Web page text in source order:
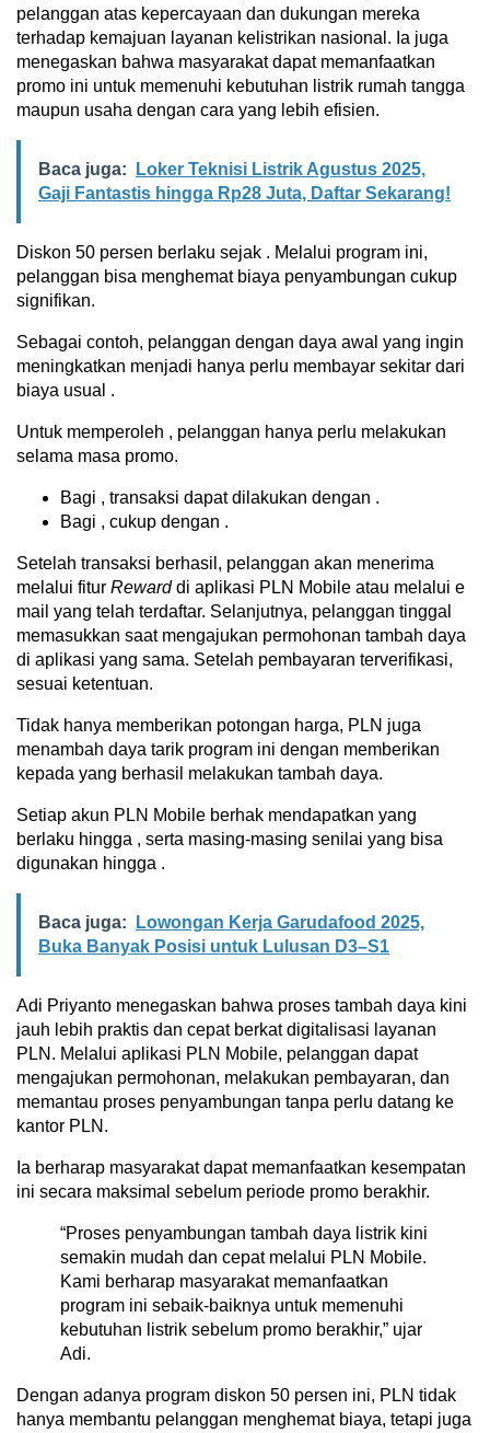
pelanggan atas kepercayaan dan dukungan mereka
terhadap kemajuan layanan kelistrikan nasional. Ia juga
menegaskan bahwa masyarakat dapat memanfaatkan
promo ini untuk memenuhi kebutuhan listrik rumah tangga
maupun usaha dengan cara yang lebih efisien.
Baca juga:
Loker Teknisi Listrik Agustus 2025,
Gaji Fantastis hingga Rp28 Juta, Daftar Sekarang!
Diskon 50 persen berlaku sejak . Melalui program ini,
pelanggan bisa menghemat biaya penyambungan cukup
signifikan.
Sebagai contoh, pelanggan dengan daya awal yang ingin
meningkatkan menjadi hanya perlu membayar sekitar dari
biaya usual .
Untuk memperoleh , pelanggan hanya perlu melakukan
selama masa promo.
Bagi , transaksi dapat dilakukan dengan .
Bagi , cukup dengan .
Setelah transaksi berhasil, pelanggan akan menerima
melalui fitur Rewarddi aplikasi PLN Mobile atau melalui e
mail yang telah terdaftar. Selanjutnya, pelanggan tinggal
memasukkan saat mengajukan permohonan tambah daya
di aplikasi yang sama. Setelah pembayaran terverifikasi,
sesuai ketentuan.
Tidak hanya memberikan potongan harga, PLN juga
menambah daya tarik program ini dengan memberikan
kepada yang berhasil melakukan tambah daya.
Setiap akun PLN Mobile berhak mendapatkan yang
berlaku hingga , serta masing-masing senilai yang bisa
digunakan hingga .
Baca juga:
Lowongan Kerja Garudafood 2025,
Buka Banyak Posisi untuk Lulusan D3–S1
Adi Priyanto menegaskan bahwa proses tambah daya kini
jauh lebih praktis dan cepat berkat digitalisasi layanan
PLN. Melalui aplikasi PLN Mobile, pelanggan dapat
mengajukan permohonan, melakukan pembayaran, dan
memantau proses penyambungan tanpa perlu datang ke
kantor PLN.
Ia berharap masyarakat dapat memanfaatkan kesempatan
ini secara maksimal sebelum periode promo berakhir.
“Proses penyambungan tambah daya listrik kini
semakin mudah dan cepat melalui PLN Mobile.
Kami berharap masyarakat memanfaatkan
program ini sebaik-baiknya untuk memenuhi
kebutuhan listrik sebelum promo berakhir,” ujar
Adi.
Dengan adanya program diskon 50 persen ini, PLN tidak
hanya membantu pelanggan menghemat biaya, tetapi juga